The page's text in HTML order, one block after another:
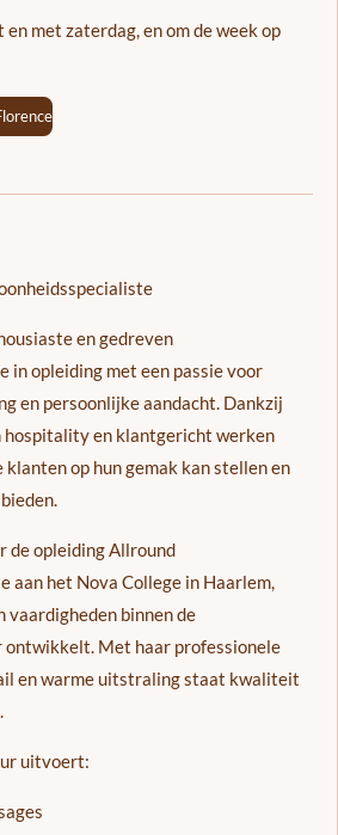
en met zaterdag, en om de week op
en gedreven
in opleiding met een passie voor
en persoonlijke aandacht. Dankzij
hospitality en klantgericht werken
klanten op hun gemak kan stellen en
de opleiding Allround
aan het Nova College in Haarlem,
vaardigheden binnen de
ontwikkelt. Met haar professionele
en warme uitstraling staat kwaliteit
uitvoert: